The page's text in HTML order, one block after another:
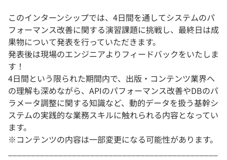
このインターンシップでは、4日間を通してシステムのパ
フォーマンス改善に関する演習課題に挑戦し、最終日は成
果物について発表を行っていただきます。
発表後は現場のエンジニアよりフィードバックをいたしま
す！
4日間という限られた期間内で、出版・コンテンツ業界へ
の理解も深めながら、APIのパフォーマンス改善やDBのパ
ラメータ調整に関する知識など、動的データを扱う基幹シ
ステムの実践的な業務スキルに触れられる内容となってい
ます。
※コンテンツの内容は一部変更になる可能性があります。